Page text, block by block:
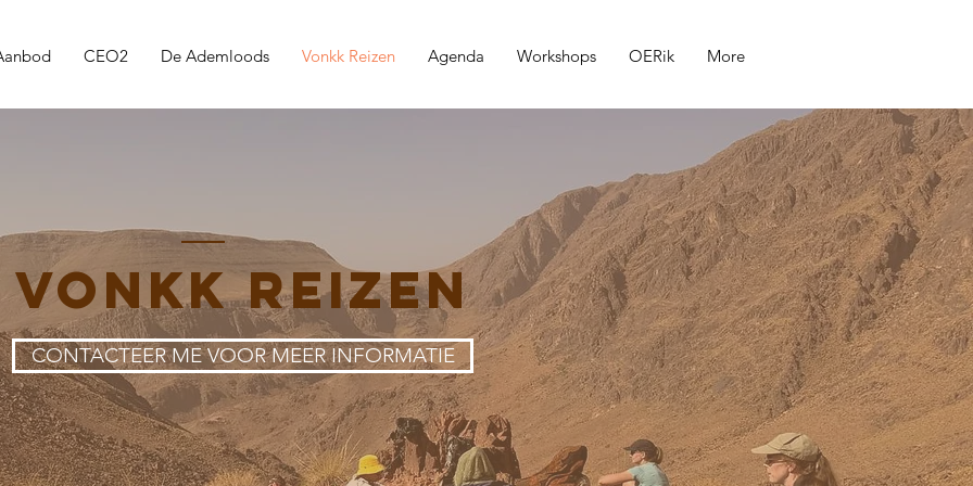
CEO2 De Ademloods Vonkk Reizen Agenda Workshops OERik More
Vonkk Reizen
CONTACTEER ME VOOR MEER INFORMATIE